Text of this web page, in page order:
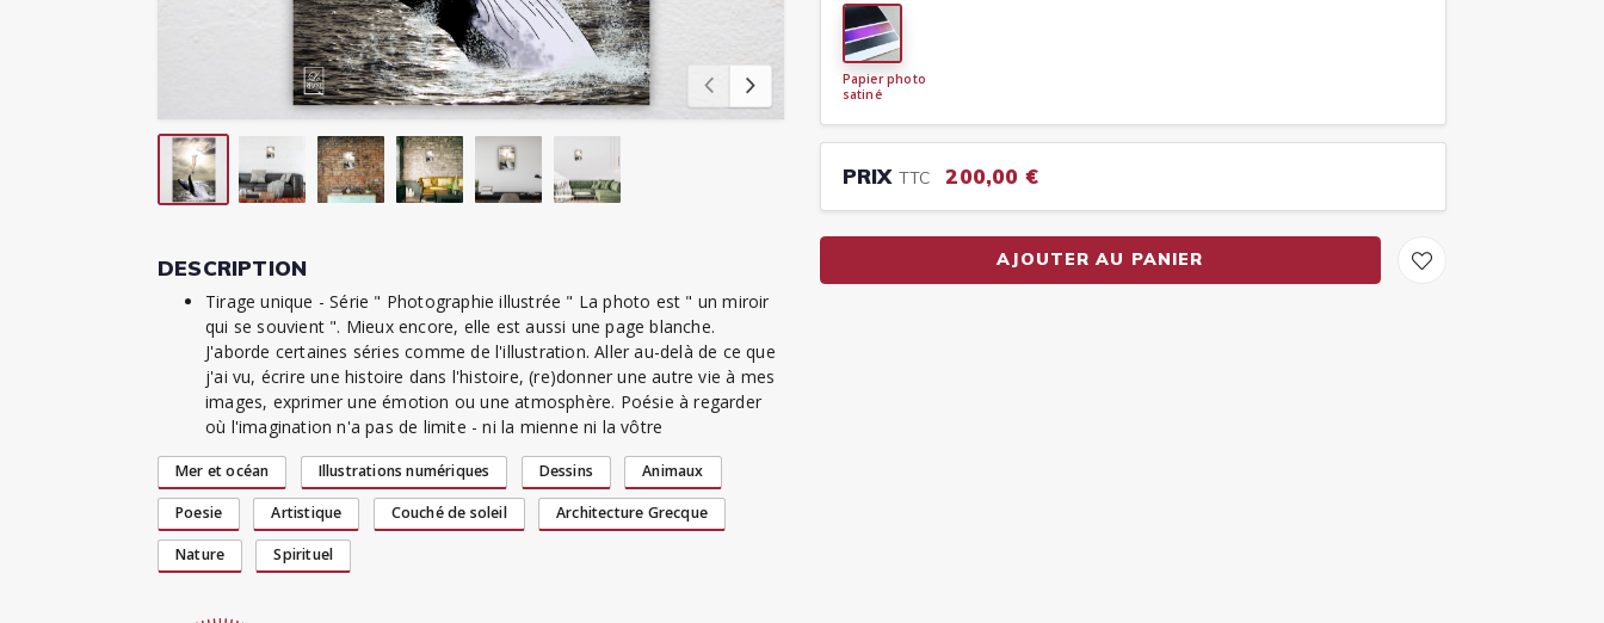
DESCRIPTION
Tirage unique - Série " Photographie illustrée " La photo est " un miroir
qui se souvient ". Mieux encore, elle est aussi une page blanche.
J'aborde certaines séries comme de l'illustration. Aller au-delà de ce que
j'ai vu, écrire une histoire dans l'histoire, (re)donner une autre vie à mes
images, exprimer une émotion ou une atmosphère. Poésie à regarder
où l'imagination n'a pas de limite - ni la mienne ni la vôtre
Mer et océan Illustrations numériques Dessins Animaux
Poesie Artistique Couché de soleil Architecture Grecque
Nature Spirituel
Papier photo
satiné
PRIX TTC 200,00 €
AJOUTER AU PANIER